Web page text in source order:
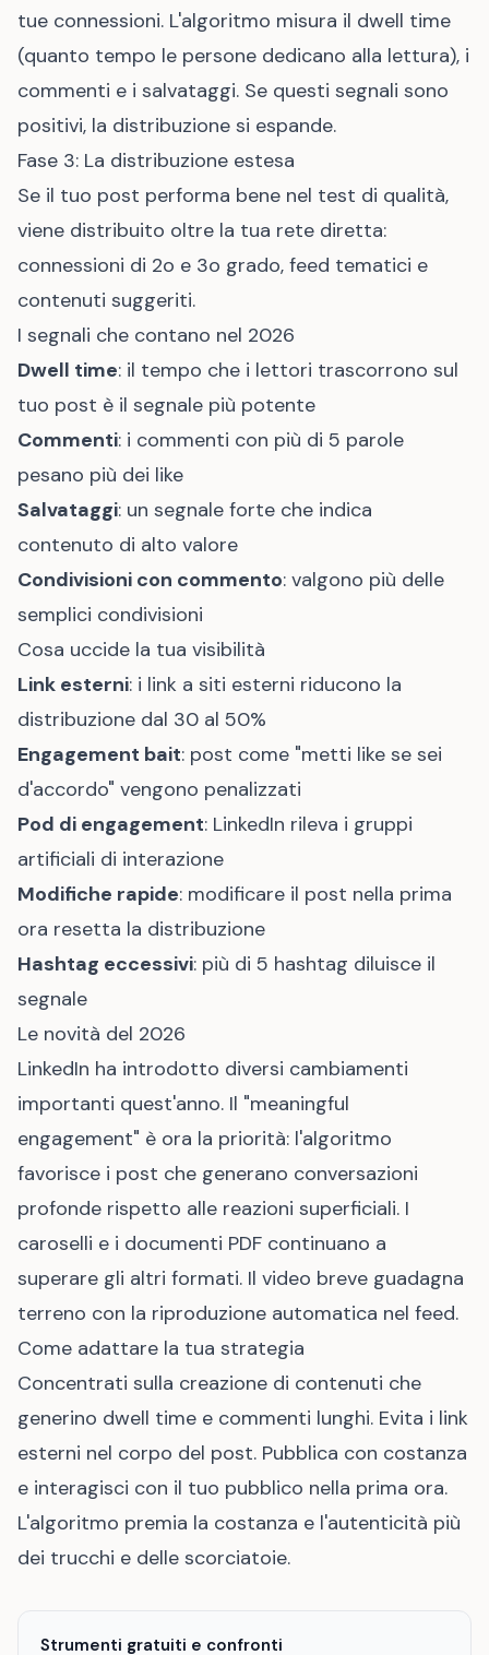
tue connessioni. L'algoritmo misura il dwell time
(quanto tempo le persone dedicano alla lettura), i
commenti e i salvataggi. Se questi segnali sono
positivi, la distribuzione si espande.
Fase 3: La distribuzione estesa
Se il tuo post performa bene nel test di qualità,
viene distribuito oltre la tua rete diretta:
connessioni di 2o e 3o grado, feed tematici e
contenuti suggeriti.
I segnali che contano nel 2026
Dwell time: il tempo che i lettori trascorrono sul
tuo post è il segnale più potente
Commenti: i commenti con più di 5 parole
pesano più dei like
Salvataggi: un segnale forte che indica
contenuto di alto valore
Condivisioni con commento: valgono più delle
semplici condivisioni
Cosa uccide la tua visibilità
Link esterni: i link a siti esterni riducono la
distribuzione dal 30 al 50%
Engagement bait: post come "metti like se sei
d'accordo" vengono penalizzati
Pod di engagement: LinkedIn rileva i gruppi
artificiali di interazione
Modifiche rapide: modificare il post nella prima
ora resetta la distribuzione
Hashtag eccessivi: più di 5 hashtag diluisce il
segnale
Le novità del 2026
LinkedIn ha introdotto diversi cambiamenti
importanti quest'anno. Il "meaningful
engagement" è ora la priorità: l'algoritmo
favorisce i post che generano conversazioni
profonde rispetto alle reazioni superficiali. I
caroselli e i documenti PDF continuano a
superare gli altri formati. Il video breve guadagna
terreno con la riproduzione automatica nel feed.
Come adattare la tua strategia
Concentrati sulla creazione di contenuti che
generino dwell time e commenti lunghi. Evita i link
esterni nel corpo del post. Pubblica con costanza
e interagisci con il tuo pubblico nella prima ora.
L'algoritmo premia la costanza e l'autenticità più
dei trucchi e delle scorciatoie.
Strumenti gratuiti e confronti